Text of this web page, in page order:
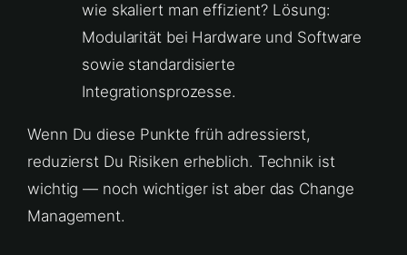
wie skaliert man effizient? Lösung:
Modularität bei Hardware und Software
sowie standardisierte
Integrationsprozesse.
Wenn Du diese Punkte früh adressierst,
reduzierst Du Risiken erheblich. Technik ist
wichtig — noch wichtiger ist aber das Change
Management.